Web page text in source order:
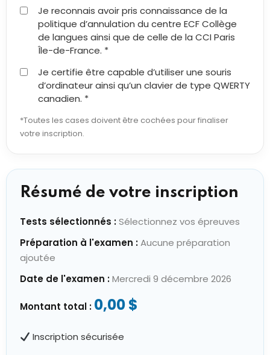
Je reconnais avoir pris connaissance de la
politique d’annulation du centre ECF Collège
de langues ainsi que de celle de la CCI Paris
Île-de-France. *
Je certifie être capable d’utiliser une souris
d’ordinateur ainsi qu’un clavier de type QWERTY
canadien. *
*Toutes les cases doivent être cochées pour finaliser
votre inscription.
Résumé de votre inscription
Tests sélectionnés :Sélectionnez vos épreuves
Préparation à l'examen :Aucune préparation
ajoutée
Date de l'examen :Mercredi 9 décembre 2026
Montant total : 0,00 $
Inscription sécurisée